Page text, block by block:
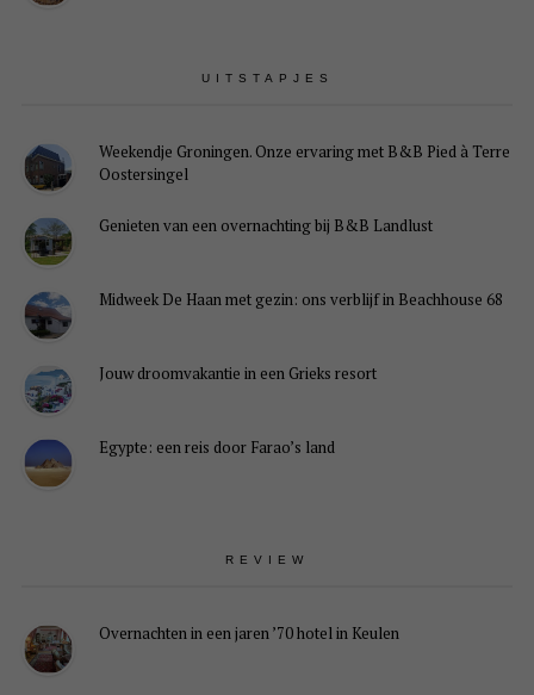
UITSTAPJES
Weekendje Groningen. Onze ervaring met B&B Pied à Terre
Oostersingel
Genieten van een overnachting bij B&B Landlust
Midweek De Haan met gezin: ons verblijf in Beachhouse 68
Jouw droomvakantie in een Grieks resort
Egypte: een reis door Farao’s land
REVIEW
Overnachten in een jaren ’70 hotel in Keulen